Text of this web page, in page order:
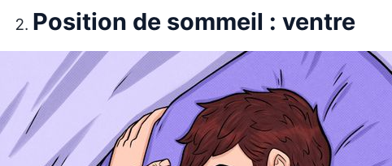
Position de sommeil : ventre